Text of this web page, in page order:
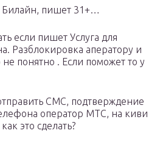
Билайн, пишет 31+…
если пишет Услуга для
Разблокировка аператору и
понятно . Если поможет то у
СМС, подтверждение
оператор МТС, на киви
это сделать?